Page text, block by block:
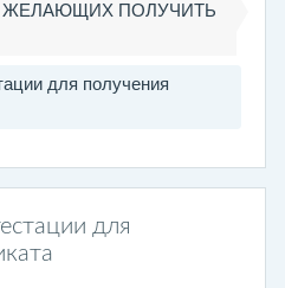
ПОЛУЧИТЬ
для получения
для